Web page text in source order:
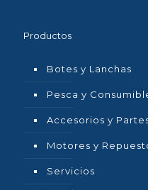
Productos
Botes y Lanchas
Pesca y
Accesorios y
Motores y
Servicios